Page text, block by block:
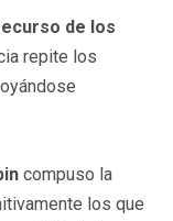
de los
repite los
compuso la
los que